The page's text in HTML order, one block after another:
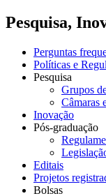
Pesquisa,
Perguntas
Políticas e
Pesquisa
Grupos
Câmaras
Inovação
Pós-graduação
Editais
Projetos
Bolsas